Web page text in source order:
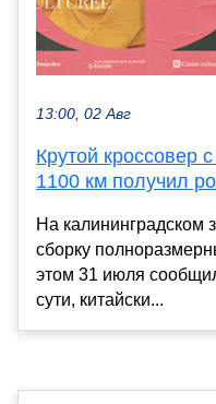
13:00, 02 Авг
Крутой кроссовер
1100 км получил
На калининградском
сборку
этом 31 июля
сути, китайски...